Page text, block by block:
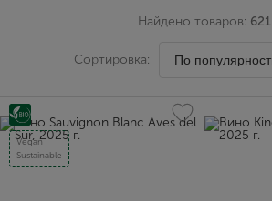
Найдено товаров: 621
Сортировка:
Vegan
Sustainable